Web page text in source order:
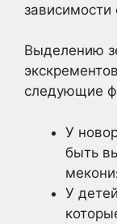
зависимости
Выделению
следующие
У
быть
У